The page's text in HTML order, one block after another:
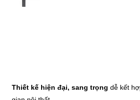
Thiết kế hiện đại, sang trọng dễ kết